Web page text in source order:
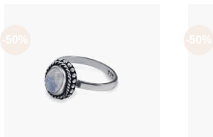
-50% -50%